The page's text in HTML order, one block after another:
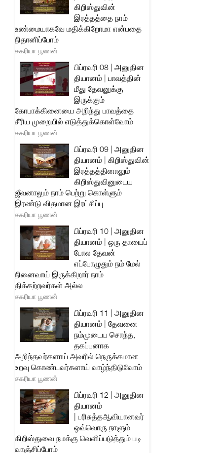
கிறிஸ்துவின்
இரத்தத்தை நாம்
உண்மையாகவே மதிக்கிறோமா என்பதை
நிதானிப்போம்
சகரியா பூணன்
பிப்ரவரி 08 | அனுதின
தியானம் | பாவத்தின்
மீது தேவனுக்கு
இருக்கும்
கோபாக்கினையை அறிந்து பாவத்தை
சீரிய முறையில் எடுத்துக்கொள்வோம்
சகரியா பூணன்
பிப்ரவரி 09 | அனுதின
தியானம் | கிறிஸ்துவின்
இரத்தத்தினாலும்
கிறிஸ்துவினுடைய
ஜீவனாலும் நாம் பெற்று கொள்ளும்
இரண்டு விதமான இரட்சிப்பு
சகரியா பூணன்
பிப்ரவரி 10 | அனுதின
தியானம் | ஒரு தாயைப்
போல தேவன்
எப்போழுதும் நம் மேல்
நினைவாய் இருக்கிறார் நாம்
திக்கற்றவர்கள் அல்ல
சகரியா பூணன்
பிப்ரவரி 11 | அனுதின
தியானம் | தேவனை
நம்முடைய சொந்த,
தகப்பனாக
அறிந்தவர்களாய் அவரில் நெருக்கமான
உறவு கொண்டவர்களாய் வாழ்ந்திடுவோம்
சகரியா பூணன்
பிப்ரவரி 12 | அனுதின
தியானம்
| பரிசுத்தஆவியானவர்
ஒவ்வொரு நாளும்
கிறிஸ்துவை நமக்கு வெளிப்படுத்தும் படி
வாஞ்சிப்போம்